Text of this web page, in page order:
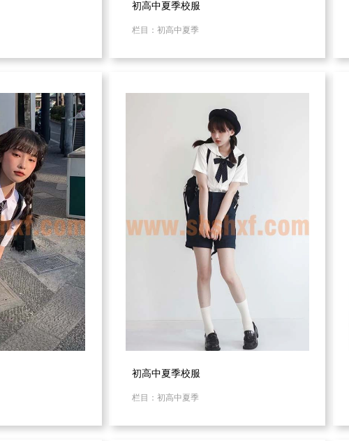
初高中夏季校服
栏目：初高中夏季
初高中夏季校服
栏目：初高中夏季